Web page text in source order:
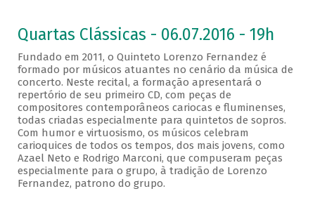
Quartas Clássicas - 06.07.2016 - 19h
Fundado em 2011, o Quinteto Lorenzo Fernandez é
formado por músicos atuantes no cenário da música de
concerto. Neste recital, a formação apresentará o
repertório de seu primeiro CD, com peças de
compositores contemporâneos cariocas e fluminenses,
todas criadas especialmente para quintetos de sopros.
Com humor e virtuosismo, os músicos celebram
carioquices de todos os tempos, dos mais jovens, como
Azael Neto e Rodrigo Marconi, que compuseram peças
especialmente para o grupo, à tradição de Lorenzo
Fernandez, patrono do grupo.